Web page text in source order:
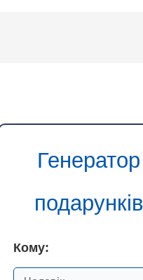
Генератор
подарунків
Кому: